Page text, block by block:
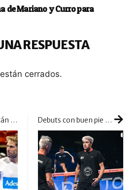
de Mariano y Curro para
RESPUESTA
cerrados.
‘El Gato’ y ‘El Capitán América’: Juan Tello y Álex Ruiz se juntan mezclando potencia y mucha garra Debuts con buen pie en la segunda mitad de los 1/16 de Reus